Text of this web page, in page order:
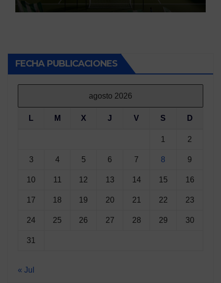
FECHA PUBLICACIONES
agosto 2026
L M X J V S D
1 2
3 4 5 6 7 8 9
10 11 12 13 14 15 16
17 18 19 20 21 22 23
24 25 26 27 28 29 30
31
« Jul